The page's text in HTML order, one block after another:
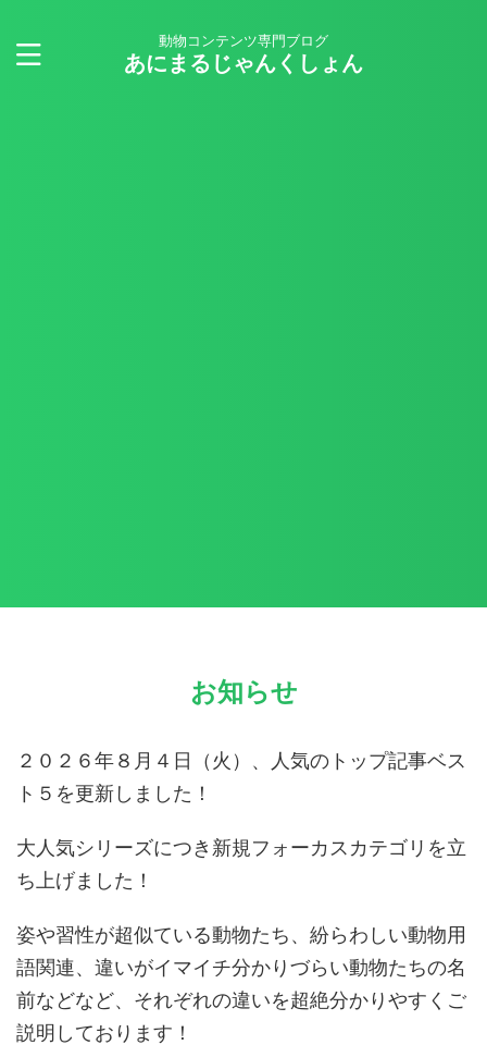
動物コンテンツ専門ブログ
あにまるじゃんくしょん
お知らせ
２０２６年８月４日（火）、人気のトップ記事ベス
ト５を更新しました！
大人気シリーズにつき新規フォーカスカテゴリを立
ち上げました！
姿や習性が超似ている動物たち、紛らわしい動物用
語関連、違いがイマイチ分かりづらい動物たちの名
前などなど、それぞれの違いを超絶分かりやすくご
説明しております！